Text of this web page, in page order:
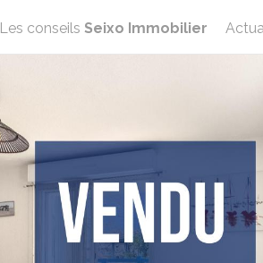
Les conseils Seixo Immobilier